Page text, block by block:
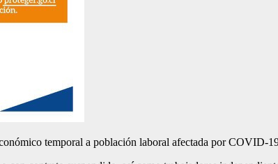
temporal a población laboral afectada por COVID-